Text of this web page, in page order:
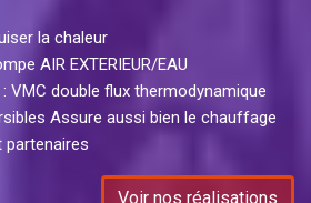
la chaleur
AIR EXTERIEUR/EAU
VMC double flux thermodynamique
Assure aussi bien le chauffage
partenaires
Voir nos réalisations